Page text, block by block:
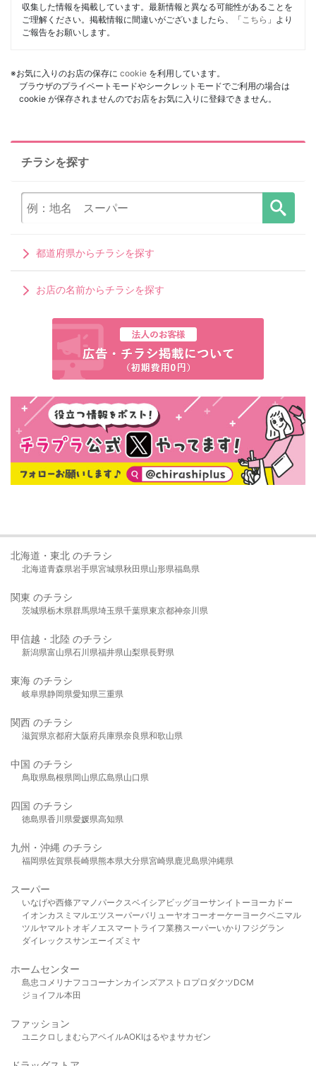
収集した情報を掲載しています。最新情報と異なる可能性があることを
ご理解ください。掲載情報に間違いがございましたら、「 こちら 」より
ご報告をお願いします。
※お気に入りのお店の保存に cookie を利用しています。
ブラウザのプライベートモードやシークレットモードでご利用の場合は
cookie が保存されませんのでお店をお気に入りに登録できません。
チラシを探す
都道府県からチラシを探す
お店の名前からチラシを探す
北海道・東北 のチラシ
北海道青森県岩手県宮城県秋田県山形県福島県
関東 のチラシ
茨城県栃木県群馬県埼玉県千葉県東京都神奈川県
甲信越・北陸 のチラシ
新潟県富山県石川県福井県山梨県長野県
東海 のチラシ
岐阜県静岡県愛知県三重県
関西 のチラシ
滋賀県京都府大阪府兵庫県奈良県和歌山県
中国 のチラシ
鳥取県島根県岡山県広島県山口県
四国 のチラシ
徳島県香川県愛媛県高知県
九州・沖縄 のチラシ
福岡県佐賀県長崎県熊本県大分県宮崎県鹿児島県沖縄県
スーパー
いなげや西條アマノパークスベイシア ビッグヨーサンイトーヨーカドー
イオンカスミ マルエツスーパーバリューヤオコーオーケー ヨークベニマル
ツルヤマルト オギノ エスマート ライフ業務スーパーいかり フジグラン
ダイレックスサンエーイズミヤ
ホームセンター
島忠 コメリ ナフコ コーナンカインズアストロプロダクツDCM
ジョイフル本田
ファッション
ユニクロ しまむら アベイルAOKIはるやま サカゼン